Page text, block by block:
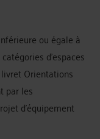
ou égale à
d'espaces
livret Orientations
par les
d’équipement